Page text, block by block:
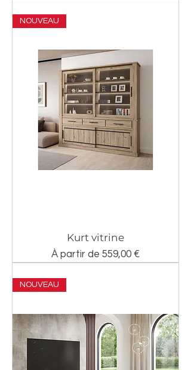
NOUVEAU
Kurt vitrine
À partir de 559,00 €
Prix promotionnel
NOUVEAU